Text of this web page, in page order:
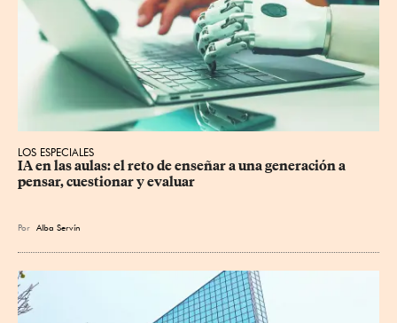
LOS ESPECIALES
IA en las aulas: el reto de enseñar a una generación a
pensar, cuestionar y evaluar
Por Alba Servín